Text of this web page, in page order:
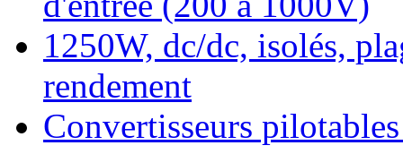
1250W, dc/dc, isolés,
rendement
Convertisseurs